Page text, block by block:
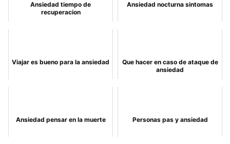
Ansiedad tiempo de
recuperacion
Ansiedad nocturna sintomas
Viajar es bueno para la ansiedad
Que hacer en caso de ataque de
ansiedad
Ansiedad pensar en la muerte Personas pas y ansiedad